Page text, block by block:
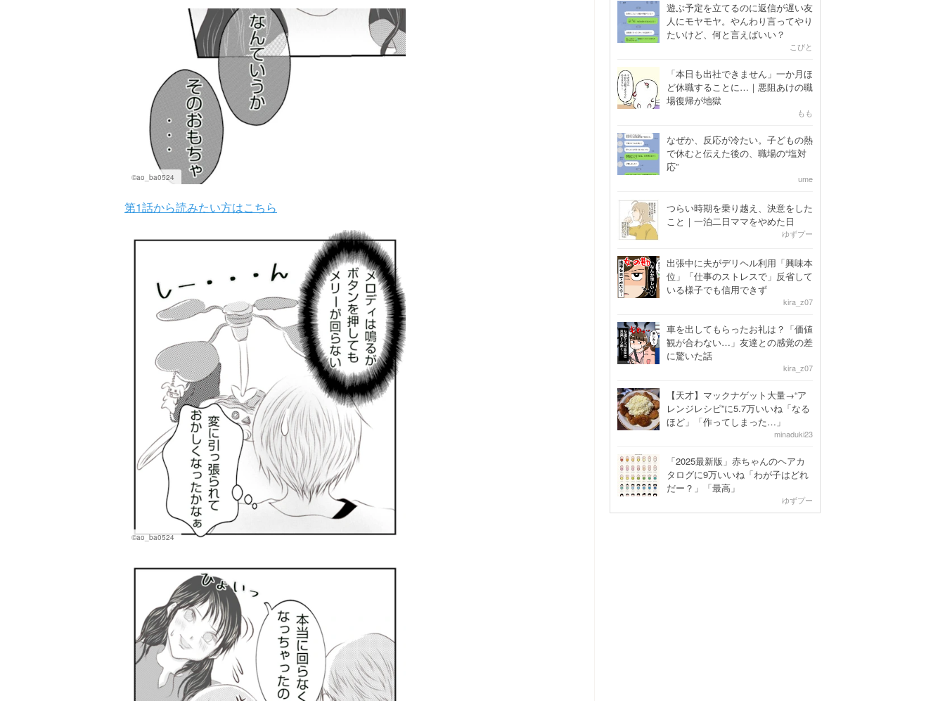
©ao_ba0524
第1話から読みたい方はこちら
©ao_ba0524
遊ぶ予定を立てるのに返信が遅い友
人にモヤモヤ。やんわり言ってやり
たいけど、何と言えばいい？
こびと
「本日も出社できません」一か月ほ
ど休職することに…｜悪阻あけの職
場復帰が地獄
もも
なぜか、反応が冷たい。子どもの熱
で休むと伝えた後の、職場の“塩対
応”
ume
つらい時期を乗り越え、決意をした
こと｜一泊二日ママをやめた日
ゆずプー
出張中に夫がデリヘル利用「興味本
位」「仕事のストレスで」反省して
いる様子でも信用できず
kira_z07
車を出してもらったお礼は？「価値
観が合わない…」友達との感覚の差
に驚いた話
kira_z07
【天才】マックナゲット大量→“ア
レンジレシピ”に5.7万いいね「なる
ほど」「作ってしまった…」
minaduki23
「2025最新版」赤ちゃんのヘアカ
タログに9万いいね「わが子はどれ
だー？」「最高」
ゆずプー